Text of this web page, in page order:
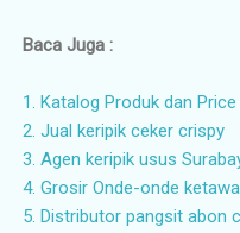
Baca Juga :
1. Katalog Produk dan
2. Jual keripik ceker crispy
3. Agen keripik usus
4. Grosir Onde-onde ketawa
5. Distributor pangsit abon